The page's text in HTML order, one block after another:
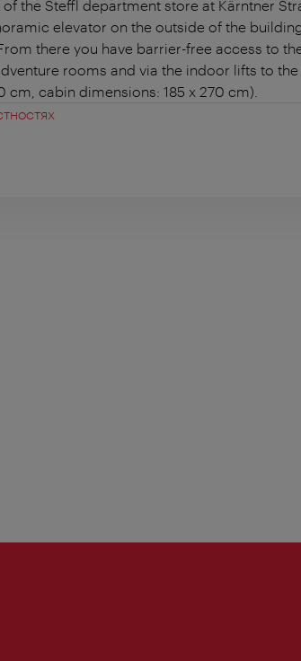
the Steffl department store at Kärntner
elevator on the outside of the
there you have barrier-free access to
rooms and via the indoor lifts to
cm, cabin dimensions: 185 x 270 cm).